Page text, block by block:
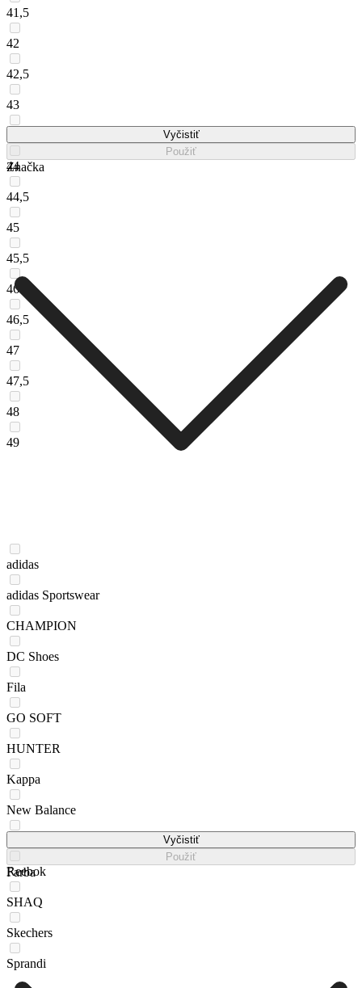
41,5
42
42,5
43
44
44,5
45
45,5
46
46,5
47
47,5
48
49
Vyčistiť
Použiť
Značka
adidas
adidas Sportswear
CHAMPION
DC Shoes
Fila
GO SOFT
HUNTER
Kappa
New Balance
Reebok
SHAQ
Skechers
Sprandi
Vyčistiť
Použiť
Farba